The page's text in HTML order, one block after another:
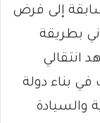
إلى فرض
بطريقة
انتقالي
بناء دولة
والسيادة